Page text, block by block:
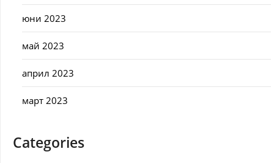
юни 2023
май 2023
април 2023
март 2023
Categories